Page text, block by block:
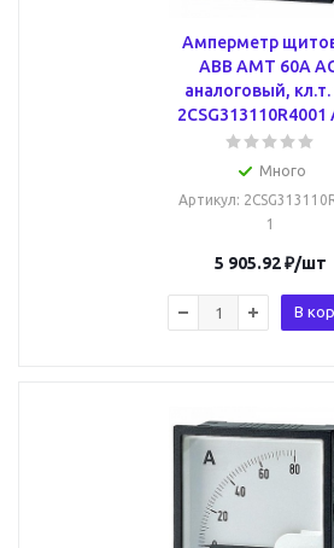
Амперметр
ABB AMT 60А
аналоговый, кл.т.
2CSG313110R4001
Много
Артикул:
1
5 905.92₽/шт
В